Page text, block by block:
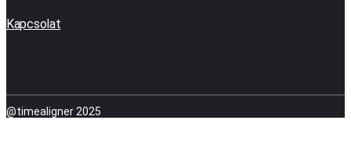
Kapcsolat
@timealigner 2025